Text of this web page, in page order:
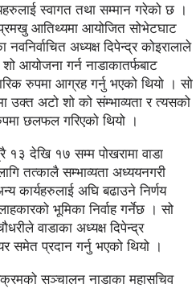
स्वागत तथा सम्मान गरेको छ ।
आतिथ्यमा आयोजित सोभेटघाट
अध्यक्ष दिपेन्द्र कोइरालाले
आयोजना गर्न नाडाकातर्फबाट
रुपमा आग्रह गर्नु भएको थियो । सो
अटो शो को संम्भाव्यता र त्यसको
छलफल गरिएको थियो ।
देखि १७ सम्म पोखरामा वाडा
तत्कालै सम्भाव्यता अध्ययनगरी
कार्यहरुलाई अघि बढाउने निर्णय
भूमिका निर्वाह गर्नेछ । सो
वाडाका अध्यक्ष दिपेन्द्र
समेत प्रदान गर्नु भएको थियो ।
सञ्चालन नाडाका महासचिव